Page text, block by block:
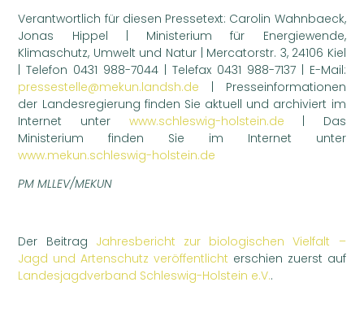
Verantwortlich für diesen Pressetext: Carolin Wahnbaeck,
Jonas Hippel | Ministerium für Energiewende,
Klimaschutz, Umwelt und Natur | Mercatorstr. 3, 24106 Kiel
| Telefon 0431 988-7044 | Telefax 0431 988-7137 | E-Mail:
pressestelle@mekun.landsh.de | Presseinformationen
der Landesregierung finden Sie aktuell und archiviert im
Internet unter www.schleswig-holstein.de | Das
Ministerium finden Sie im Internet unter
www.mekun.schleswig-holstein.de
PM MLLEV/MEKUN
Der Beitrag Jahresbericht zur biologischen Vielfalt –
Jagd und Artenschutz veröffentlicht erschien zuerst auf
Landesjagdverband Schleswig-Holstein e.V..